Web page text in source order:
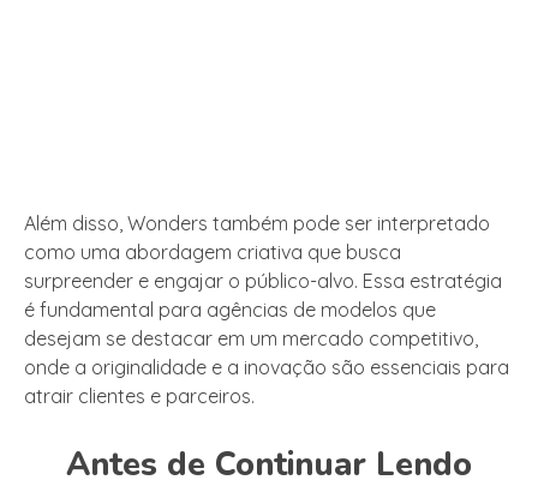
Além disso, Wonders também pode ser interpretado
como uma abordagem criativa que busca
surpreender e engajar o público-alvo. Essa estratégia
é fundamental para agências de modelos que
desejam se destacar em um mercado competitivo,
onde a originalidade e a inovação são essenciais para
atrair clientes e parceiros.
Antes de Continuar Lendo